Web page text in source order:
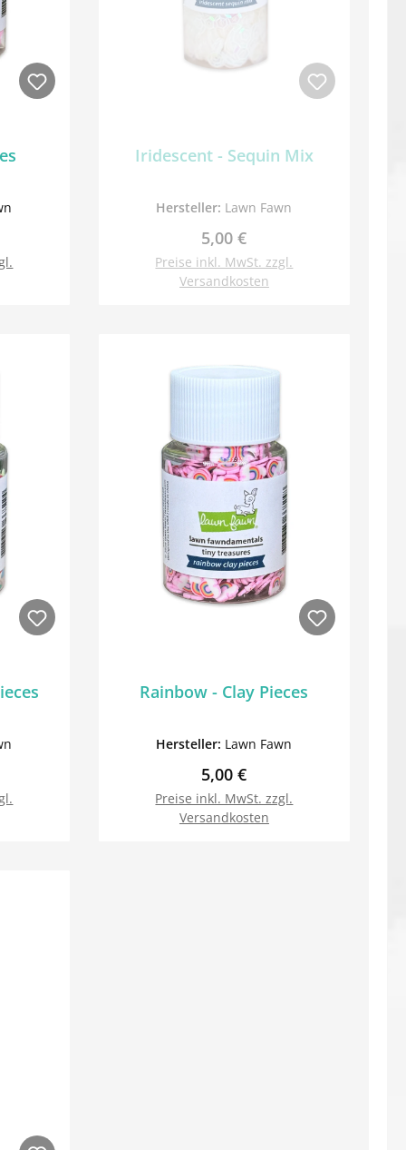
Iridescent - Sequin Mix
Hersteller: Lawn Fawn
Regulärer Preis:
5,00 €
Preise inkl. MwSt. zzgl.
Versandkosten
Rainbow - Clay Pieces
Hersteller: Lawn Fawn
Regulärer Preis:
5,00 €
Preise inkl. MwSt. zzgl.
Versandkosten